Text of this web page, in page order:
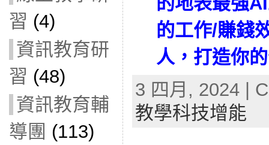
習 (4)
資訊教育研
習 (48)
資訊教育輔
導團 (113)
的工作/賺錢
人，打造你
3 四月, 2024 |
教學科技增能